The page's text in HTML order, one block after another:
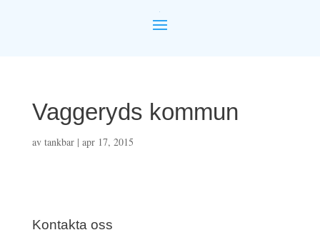
Vaggeryds kommun
av tankbar| apr 17, 2015
Kontakta oss